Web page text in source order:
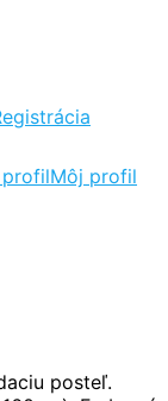
Môj profil